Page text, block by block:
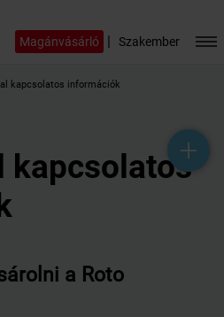
Magánvásárló | Szakember
help_outline
headset_mic
mail_outline
kapcsolatos információk
kapcsolatos
a Roto